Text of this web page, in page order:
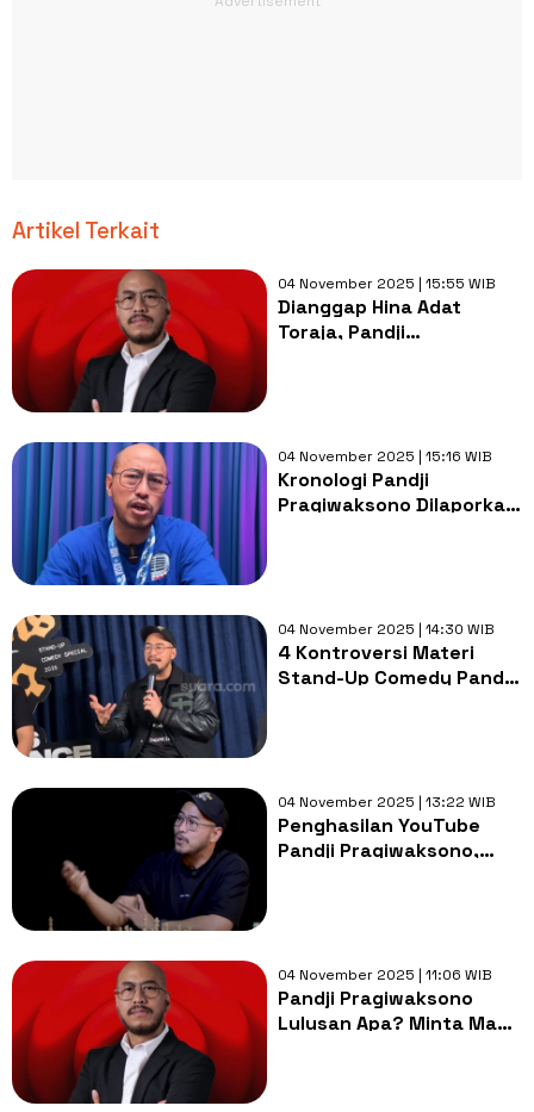
Artikel Terkait
04 November 2025 | 15:55 WIB
Dianggap Hina Adat
Toraja, Pandji
04 November 2025 | 15:16 WIB
Kronologi Pandji
Pragiwaksono Dilaporkan
04 November 2025 | 14:30 WIB
4 Kontroversi Materi
Stand-Up Comedy Pandji
04 November 2025 | 13:22 WIB
Penghasilan YouTube
Pandji Pragiwaksono,
04 November 2025 | 11:06 WIB
Pandji Pragiwaksono
Lulusan Apa? Minta Maaf